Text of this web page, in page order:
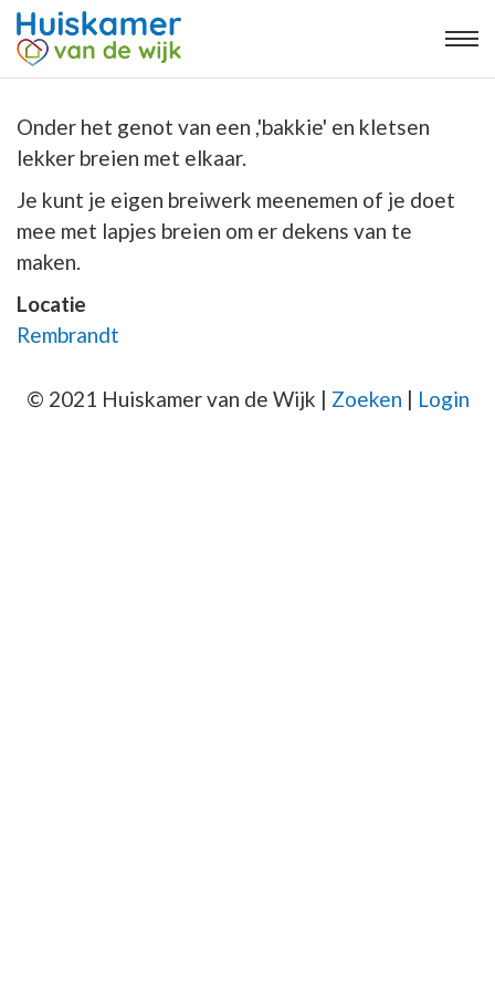
Onder het genot van een ,'bakkie' en kletsen
lekker breien met elkaar.
Je kunt je eigen breiwerk meenemen of je doet
mee met lapjes breien om er dekens van te
maken.
Locatie
Rembrandt
© 2021 Huiskamer van de Wijk | Zoeken | Login